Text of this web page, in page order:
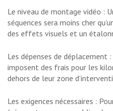
Le niveau de montage vidéo :
séquences sera moins cher
des effets visuels et un
Les dépenses de déplacement
imposent des frais pour les
dehors de leur zone
Les exigences nécessaires :